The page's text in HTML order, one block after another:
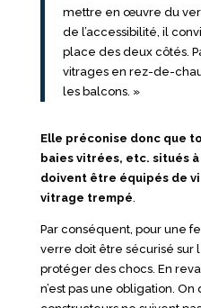
mettre en œuvre du
de l’accessibilité, il
place des deux côtés.
vitrages en rez-de-
les balcons. »
Elle préconise donc que
baies vitrées, etc. situés à
doivent être équipés de
vitrage trempé
Par conséquent, pour une
verre doit être sécurisé sur
protéger des chocs. En
n’est pas une obligation.